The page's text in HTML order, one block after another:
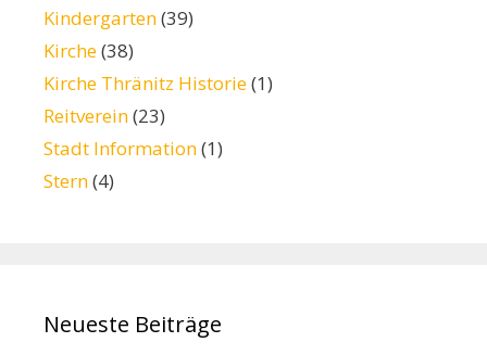
Kindergarten(39)
Kirche(38)
Kirche Thränitz Historie(1)
Reitverein(23)
Stadt Information(1)
Stern(4)
Neueste Beiträge